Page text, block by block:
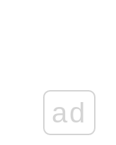
ad